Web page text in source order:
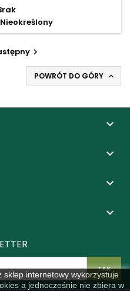
Nieokreślony

POWRÓT DO GÓRY 




sklep internetowy wykorzystuje
a jednocześnie nie zbiera w